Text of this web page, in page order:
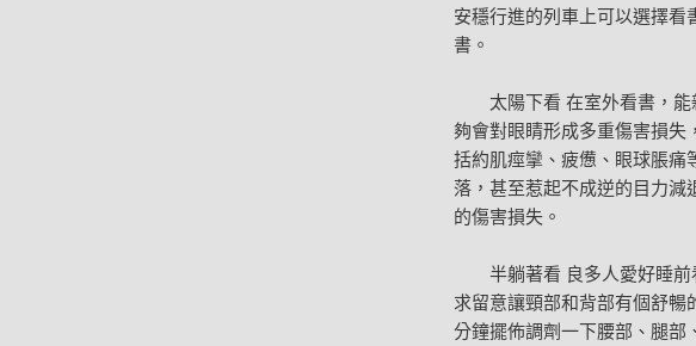
安穩行進的列車上可以選擇
書。
太陽下看 在室外看書，
夠會對眼睛形成多重傷害損
括約肌痙攣、疲憊、眼球脹
落，甚至惹起不成逆的目力
的傷害損失。
半躺著看 良多人愛好睡
求留意讓頸部和背部有個舒暢
分鐘擺佈調劑一下腰部、腿部